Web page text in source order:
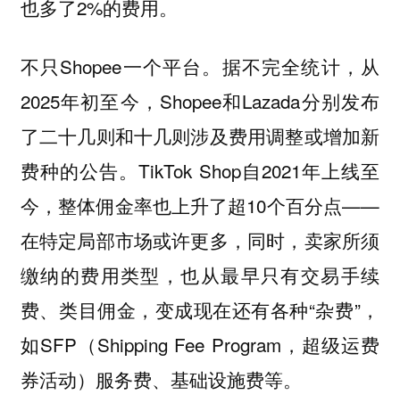
也多了2%的费用。
不只Shopee一个平台。据不完全统计，从
2025年初至今，Shopee和Lazada分别发布
了二十几则和十几则涉及费用调整或增加新
费种的公告。TikTok Shop自2021年上线至
今，整体佣金率也上升了超10个百分点——
在特定局部市场或许更多，同时，卖家所须
缴纳的费用类型，也从最早只有交易手续
费、类目佣金，变成现在还有各种“杂费”，
如SFP（Shipping Fee Program，超级运费
券活动）服务费、基础设施费等。